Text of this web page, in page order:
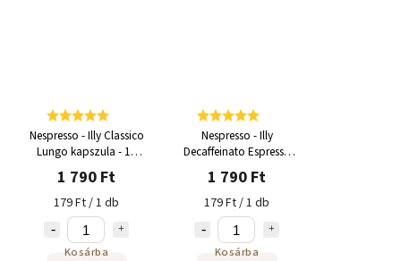
Nespresso - Illy Classico
Lungo kapszula - 10
adag
1 790 Ft
179 Ft / 1 db
Kosárba
Nespresso - Illy
Decaffeinato Espresso
kapszula - 10 adag
1 790 Ft
179 Ft / 1 db
Kosárba